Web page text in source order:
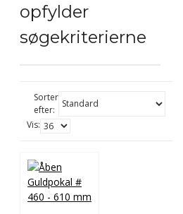
opfylder
søgekriterierne
Sorter
efter:
Vis: